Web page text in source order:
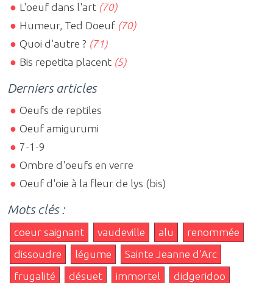
L'oeuf dans l'art (70)
Humeur, Ted Doeuf (70)
Quoi d'autre ? (71)
Bis repetita placent (5)
Derniers articles
Oeufs de reptiles
Oeuf amigurumi
7-1-9
Ombre d'oeufs en verre
Oeuf d'oie à la fleur de lys (bis)
Mots clés :
coeur saignant vaudeville alu
renommée
dissoudre
légume
Sainte Jeanne d'Arc
frugalité
désuet immortel
didgeridoo